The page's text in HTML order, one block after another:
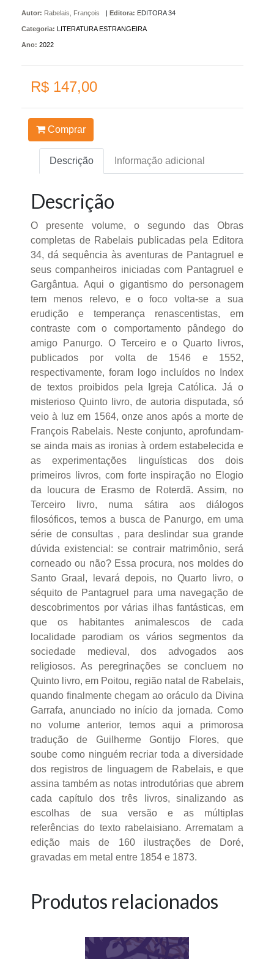
Autor: Rabelais, François | Editora: EDITORA 34
Categoria: LITERATURA ESTRANGEIRA
Ano: 2022
R$ 147,00
Comprar
Descrição Informação adicional
Descrição
O presente volume, o segundo das Obras
completas de Rabelais publicadas pela Editora
34, dá sequência às aventuras de Pantagruel e
seus companheiros iniciadas com Pantagruel e
Gargântua. Aqui o gigantismo do personagem
tem menos relevo, e o foco volta-se a sua
erudição e temperança renascentistas, em
contraste com o comportamento pândego do
amigo Panurgo. O Terceiro e o Quarto livros,
publicados por volta de 1546 e 1552,
respectivamente, foram logo incluídos no Index
de textos proibidos pela Igreja Católica. Já o
misterioso Quinto livro, de autoria disputada, só
veio à luz em 1564, onze anos após a morte de
François Rabelais. Neste conjunto, aprofundam-
se ainda mais as ironias à ordem estabelecida e
as experimentações linguísticas dos dois
primeiros livros, com forte inspiração no Elogio
da loucura de Erasmo de Roterdã. Assim, no
Terceiro livro, numa sátira aos diálogos
filosóficos, temos a busca de Panurgo, em uma
série de consultas , para deslindar sua grande
dúvida existencial: se contrair matrimônio, será
corneado ou não? Essa procura, nos moldes do
Santo Graal, levará depois, no Quarto livro, o
séquito de Pantagruel para uma navegação de
descobrimentos por várias ilhas fantásticas, em
que os habitantes animalescos de cada
localidade parodiam os vários segmentos da
sociedade medieval, dos advogados aos
religiosos. As peregrinações se concluem no
Quinto livro, em Poitou, região natal de Rabelais,
quando finalmente chegam ao oráculo da Divina
Garrafa, anunciado no início da jornada. Como
no volume anterior, temos aqui a primorosa
tradução de Guilherme Gontijo Flores, que
soube como ninguém recriar toda a diversidade
dos registros de linguagem de Rabelais, e que
assina também as notas introdutórias que abrem
cada capítulo dos três livros, sinalizando as
escolhas de sua versão e as múltiplas
referências do texto rabelaisiano. Arrematam a
edição mais de 160 ilustrações de Doré,
gravadas em metal entre 1854 e 1873.
Produtos relacionados